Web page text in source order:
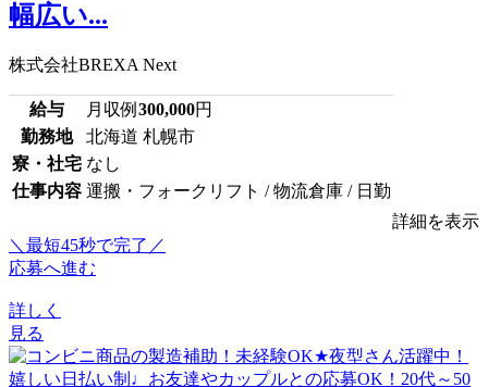
幅広い...
株式会社BREXA Next
給与 月収例 300,000円
勤務地
北海道 札幌市
寮・社宅 なし
仕事内容 運搬・フォークリフト / 物流倉庫 / 日勤
詳細を表示
＼最短45秒で完了／
応募へ進む
詳しく
見る